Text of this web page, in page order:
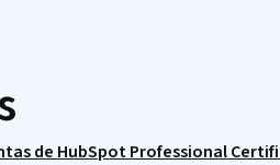
de HubSpot Professional